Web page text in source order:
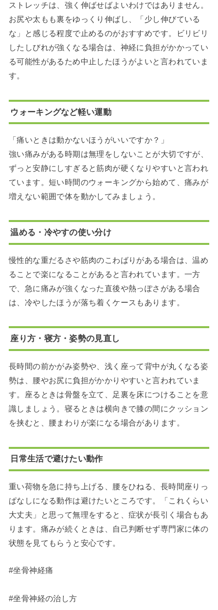
ストレッチは、強く伸ばせばよいわけではありません。
お尻や太もも裏をゆっくり伸ばし、「少し伸びている
な」と感じる程度で止めるのがおすすめです。ビリビリ
したしびれが強くなる場合は、神経に負担がかかってい
る可能性があるため中止したほうがよいと言われていま
す。
ウォーキングなど軽い運動
「痛いときは動かないほうがいいですか？」
強い痛みがある時期は無理をしないことが大切ですが、
ずっと安静にしすぎると筋肉が硬くなりやすいと言われ
ています。短い時間のウォーキングから始めて、痛みが
増えない範囲で体を動かしてみましょう。
温める・冷やすの使い分け
慢性的な重だるさや筋肉のこわばりがある場合は、温め
ることで楽になることがあると言われています。一方
で、急に痛みが強くなった直後や熱っぽさがある場合
は、冷やしたほうが落ち着くケースもあります。
座り方・寝方・姿勢の見直し
長時間の前かがみ姿勢や、浅く座って背中が丸くなる姿
勢は、腰やお尻に負担がかかりやすいと言われていま
す。座るときは骨盤を立て、足裏を床につけることを意
識しましょう。寝るときは横向きで膝の間にクッション
を挟むと、腰まわりが楽になる場合があります。
日常生活で避けたい動作
重い荷物を急に持ち上げる、腰をひねる、長時間座りっ
ぱなしになる動作は避けたいところです。「これくらい
大丈夫」と思って無理をすると、症状が長引く場合もあ
ります。痛みが続くときは、自己判断せず専門家に体の
状態を見てもらうと安心です。
#坐骨神経痛
#坐骨神経の治し方